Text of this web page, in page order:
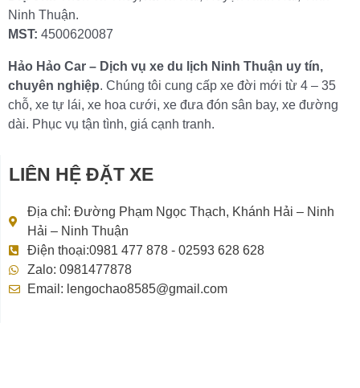
Ninh Thuận.
MST: 4500620087
Hảo Hảo Car – Dịch vụ xe du lịch Ninh Thuận uy tín,
chuyên nghiệp. Chúng tôi cung cấp xe đời mới từ 4 – 35
chỗ, xe tự lái, xe hoa cưới, xe đưa đón sân bay, xe đường
dài. Phục vụ tận tình, giá cạnh tranh.
LIÊN HỆ ĐẶT XE
Địa chỉ: Đường Phạm Ngọc Thạch, Khánh Hải – Ninh
Hải – Ninh Thuận
Điện thoại:0981 477 878 - 02593 628 628
Zalo: 0981477878
Email: lengochao8585@gmail.com